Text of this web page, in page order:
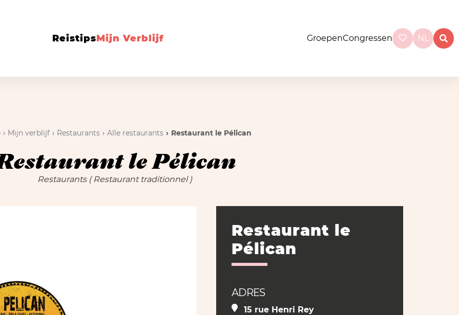
ReistipsMijn Verblijf GroepenCongressen NL
Mijn verblijf Restaurants Alle restaurants Restaurant le Pélican
le Pélican
Restaurants ( Restaurant traditionnel )
Restaurant le
Pélican
ADRES
15 rue Henri Rey